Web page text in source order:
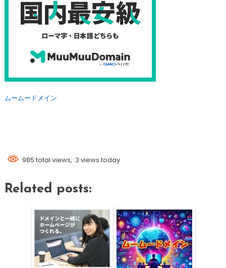
ムームードメイン
985 total views, 3 views today
Related posts: